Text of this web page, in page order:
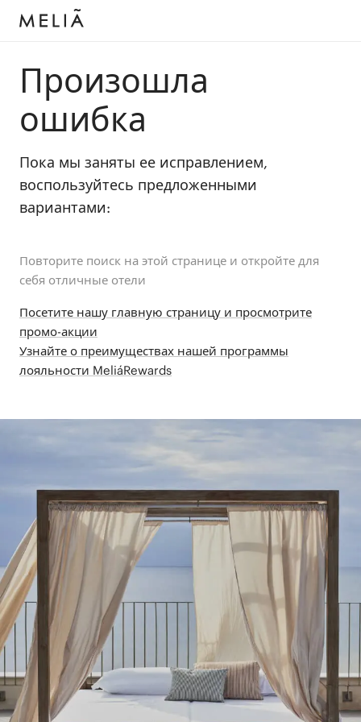
Произошла
ошибка
Пока мы заняты ее исправлением,
воспользуйтесь предложенными
вариантами:
Повторите поиск на этой странице и откройте для
себя отличные отели
Посетите нашу главную страницу и просмотрите
промо-акции
Узнайте о преимуществах нашей программы
лояльности MeliáRewards